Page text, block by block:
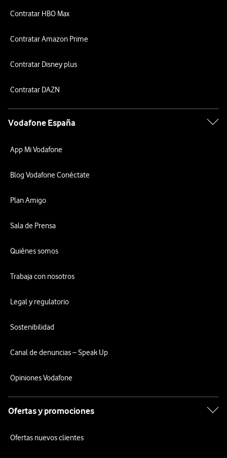
Contratar HBO Max
Contratar Amazon Prime
Contratar Disney plus
Contratar DAZN
Vodafone España
App Mi Vodafone
Blog Vodafone Conéctate
Plan Amigo
Sala de Prensa
Quiénes somos
Trabaja con nosotros
Legal y regulatorio
Sostenibilidad
Canal de denuncias – Speak Up
Opiniones Vodafone
Ofertas y promociones
Ofertas nuevos clientes